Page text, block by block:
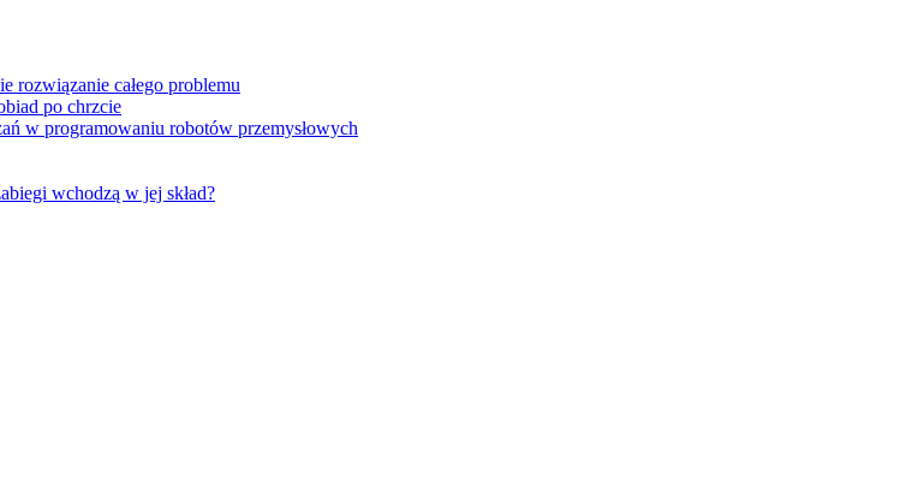
rozwiązanie całego problemu
po chrzcie
w programowaniu robotów przemysłowych
wchodzą w jej skład?